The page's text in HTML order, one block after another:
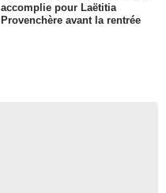
accomplie pour Laëtitia
Provenchère avant la rentrée